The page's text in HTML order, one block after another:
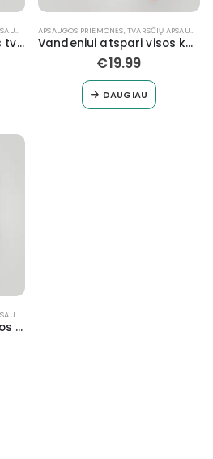
Vandeniui atspari kojos tvarsčių apsauga iki kelio
APSAUGOS PRIEMONĖS,TVARSČIŲ APSAUGOS
Vandeniui atspari visos kojos tvarsčių apsauga
€19.99
DAUGIAU
Vandeniui atspari rankos tvarsčių apsauga